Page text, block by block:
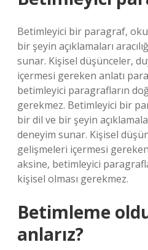
Betimleyici bir paragraf,
bir şeyin açıklamaları
sunar. Kişisel düşünceler,
içermesi gereken anlatı
betimleyici paragrafların
gerekmez. Betimleyici bir
bir dil ve bir şeyin
deneyim sunar. Kişisel
gelişmeleri içermesi
aksine, betimleyici
kişisel olması gerekmez.
Betimleme
anlarız?